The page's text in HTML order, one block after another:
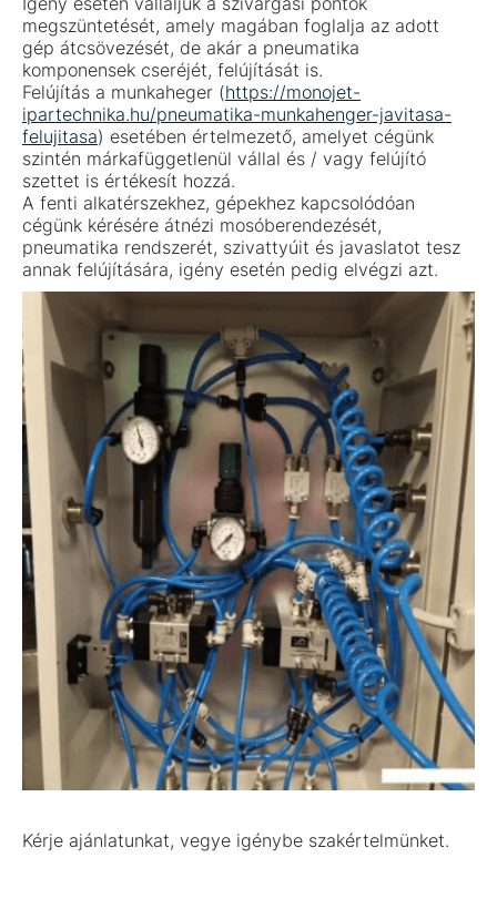
megszüntetését, amely magában foglalja az adott
gép átcsövezését, de akár a pneumatika
komponensek cseréjét, felújítását is.
Felújítás a munkaheger (https://monojet-
ipartechnika.hu/pneumatika-munkahenger-javitasa-
felujitasa) esetében értelmezető, amelyet cégünk
szintén márkafüggetlenül vállal és / vagy felújító
szettet is értékesít hozzá.
A fenti alkatérszekhez, gépekhez kapcsolódóan
cégünk kérésére átnézi mosóberendezését,
pneumatika rendszerét, szivattyúit és javaslatot tesz
annak felújítására, igény esetén pedig elvégzi azt.
Kérje ajánlatunkat, vegye igénybe szakértelmünket.